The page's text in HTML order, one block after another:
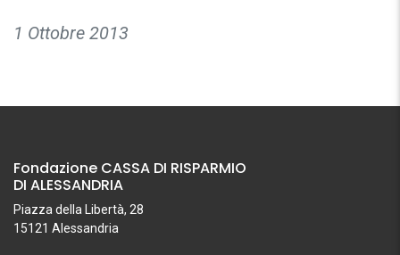
1 Ottobre 2013
Fondazione CASSA DI RISPARMIO
DI ALESSANDRIA
Piazza della Libertà, 28
15121 Alessandria